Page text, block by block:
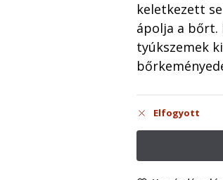
keletkezett
ápolja a bőrt.
tyúkszemek
Elfogyott